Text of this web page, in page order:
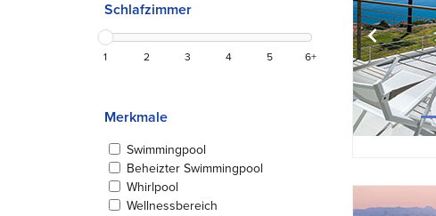
Schlafzimmer
1 2 3 4 5 6+
Merkmale
Swimmingpool
Beheizter Swimmingpool
Whirlpool
Wellnessbereich